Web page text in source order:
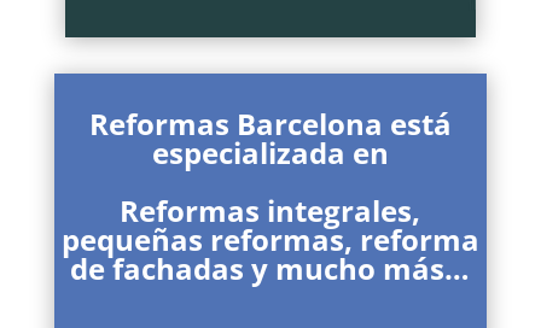
Reformas Barcelona está
especializada en
Reformas integrales,
pequeñas reformas, reforma
de fachadas y mucho más…